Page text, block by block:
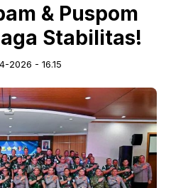
& Puspom
Stabilitas!
2026 - 16.15